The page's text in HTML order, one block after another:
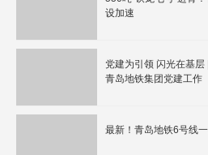
设加速
党建为引领 闪光在基层 | 青企联组织现场观摩
青岛地铁集团党建工作
最新！青岛地铁6号线